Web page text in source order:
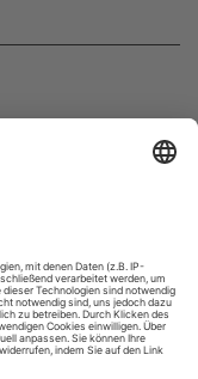
zu
für die
Grundlage von
wird nach
führen, mehr
Bildung, und